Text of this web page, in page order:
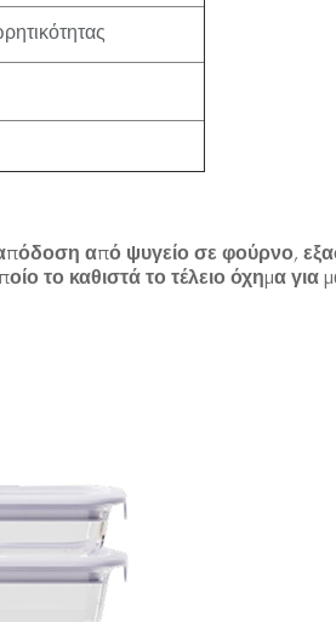
από ψυγείο σε φούρνο,
το καθιστά το τέλειο όχημα